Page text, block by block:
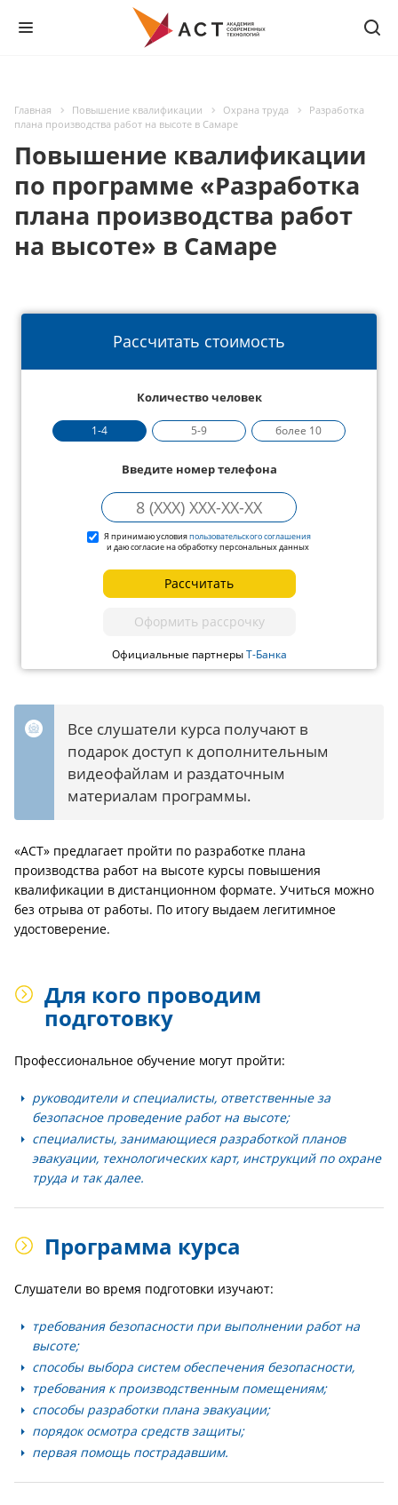
Главная Повышение квалификации Охрана труда
Разработка
плана производства работ на высоте в Самаре
Повышение квалификации
по программе «Разработка
плана производства работ
на высоте» в Самаре
Рассчитать стоимость
Количество человек
1-4 5-9 более 10
Введите номер телефона
Я принимаю условияпользовательского соглашения
и даю согласие на обработку персональных данных
Рассчитать
Оформить рассрочку
Официальные партнерыТ-Банка
Все слушатели курса получают в
подарок доступ к дополнительным
видеофайлам и раздаточным
материалам программы.
«АСТ» предлагает пройти по разработке плана
производства работ на высоте курсы повышения
квалификации в дистанционном формате. Учиться можно
без отрыва от работы. По итогу выдаем легитимное
удостоверение.
Для кого проводим
подготовку
Профессиональное обучение могут пройти:
руководители и специалисты, ответственные за
безопасное проведение работ на высоте;
специалисты, занимающиеся разработкой планов
эвакуации, технологических карт, инструкций по охране
труда и так далее.
Программа курса
Слушатели во время подготовки изучают:
требования безопасности при выполнении работ на
высоте;
способы выбора систем обеспечения безопасности,
требования к производственным помещениям;
способы разработки плана эвакуации;
порядок осмотра средств защиты;
первая помощь пострадавшим.